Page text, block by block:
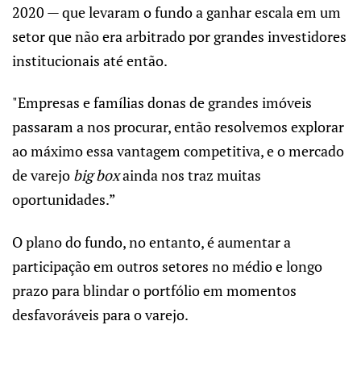
2020 — que levaram o fundo a ganhar escala em um
setor que não era arbitrado por grandes investidores
institucionais até então.
"Empresas e famílias donas de grandes imóveis
passaram a nos procurar, então resolvemos explorar
ao máximo essa vantagem competitiva, e o mercado
de varejo big boxainda nos traz muitas
oportunidades.”
O plano do fundo, no entanto, é aumentar a
participação em outros setores no médio e longo
prazo para blindar o portfólio em momentos
desfavoráveis para o varejo.